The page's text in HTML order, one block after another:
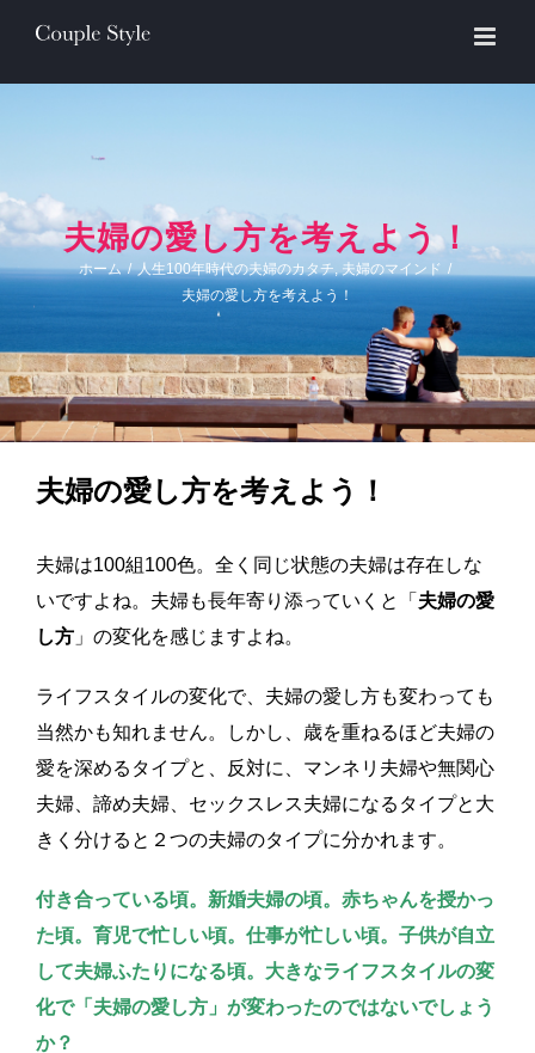
content
夫婦の愛し方を考えよう！
ホーム / 人生100年時代の夫婦のカタチ,夫婦のマインド /
夫婦の愛し方を考えよう！
夫婦の愛し方を考えよう！
夫婦は100組100色。全く同じ状態の夫婦は存在しな
いですよね。夫婦も長年寄り添っていくと「 夫婦の愛
し方 」の変化を感じますよね。
ライフスタイルの変化で、夫婦の愛し方も変わっても
当然かも知れません。しかし、歳を重ねるほど夫婦の
愛を深めるタイプと、反対に、マンネリ夫婦や無関心
夫婦、諦め夫婦、セックスレス夫婦になるタイプと大
きく分けると２つの夫婦のタイプに分かれます。
付き合っている頃。新婚夫婦の頃。赤ちゃんを授かっ
た頃。育児で忙しい頃。仕事が忙しい頃。子供が自立
して夫婦ふたりになる頃。大きなライフスタイルの変
化で「夫婦の愛し方」が変わったのではないでしょう
か？